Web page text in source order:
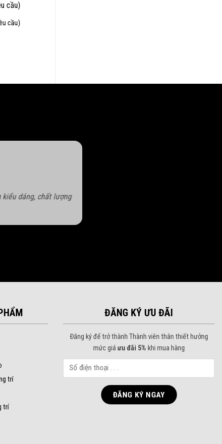
cầu)
dáng, chất lượng
trí
trí
ĐĂNG KÝ ƯU ĐÃI
Đăng ký để trở thành Thành viên thân thiết hưởng
mức giáưu đãi 5% khi mua hàng